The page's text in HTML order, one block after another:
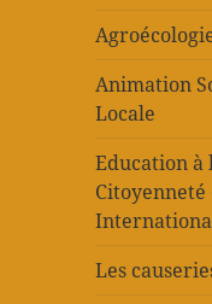
Animation
Locale
Education à
Les